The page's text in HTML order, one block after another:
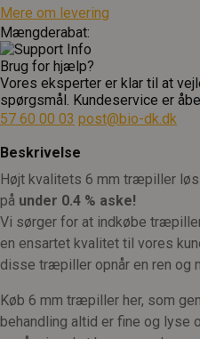
Mere om levering
Mængderabat:
Brug for hjælp?
Vores eksperter er klar til at
spørgsmål. Kundeservice er
57 60 00 03 post@bio-dk.dk
Beskrivelse
Højt kvalitets 6 mm træpiller
på under 0.4 % aske!
Vi sørger for at indkøbe
en ensartet kvalitet til vores
disse træpiller opnår en ren og
Køb 6 mm træpiller her, som
behandling altid er fine og lyse